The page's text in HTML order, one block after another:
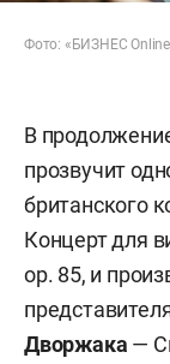
Фото: «БИЗНЕС
В
прозвучит
британского
Концерт для
op. 85, и
Дворжака —